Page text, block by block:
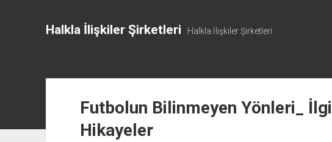
Halkla İlişkiler Şirketleri Halkla İlişkiler Şirketleri
Futbolun Bilinmeyen Yönleri_
Hikayeler